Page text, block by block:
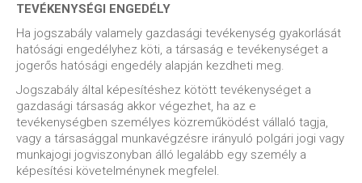
TEVÉKENYSÉGI ENGEDÉLY
Ha jogszabály valamely gazdasági tevékenység gyakorlását
hatósági engedélyhez köti, a társaság e tevékenységet a
jogerős hatósági engedély alapján kezdheti meg.
Jogszabály által képesítéshez kötött tevékenységet a
gazdasági társaság akkor végezhet, ha az e
tevékenységben személyes közreműködést vállaló tagja,
vagy a társasággal munkavégzésre irányuló polgári jogi vagy
munkajogi jogviszonyban álló legalább egy személy a
képesítési követelménynek megfelel.